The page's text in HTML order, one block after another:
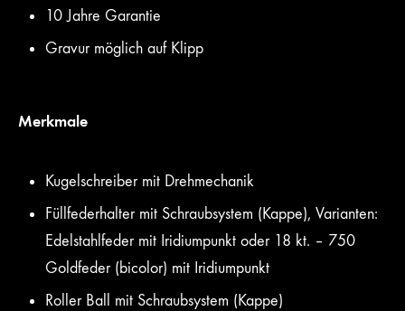
10 Jahre Garantie
Gravur möglich auf Klipp
Merkmale
Kugelschreiber mit Drehmechanik
Füllfederhalter mit Schraubsystem (Kappe), Varianten:
Edelstahlfeder mit Iridiumpunkt oder 18 kt. – 750
Goldfeder (bicolor) mit Iridiumpunkt
Roller Ball mit Schraubsystem (Kappe)